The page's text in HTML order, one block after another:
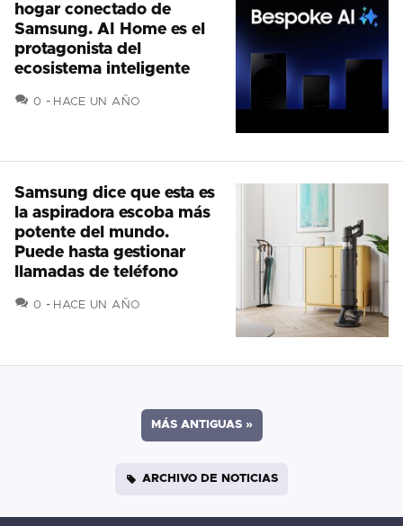
hogar conectado de
Samsung. AI Home es el
protagonista del
ecosistema inteligente
0 COMENTARIOS
HACE UN AÑO
Samsung dice que esta es
la aspiradora escoba más
potente del mundo.
Puede hasta gestionar
llamadas de teléfono
0 COMENTARIOS
HACE UN AÑO
MÁS ANTIGUAS »
ARCHIVO DE NOTICIAS